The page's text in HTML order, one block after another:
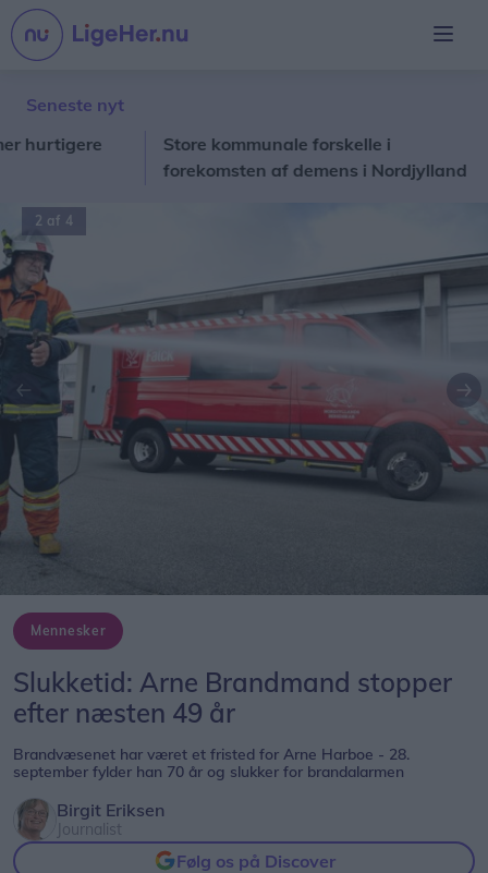
Seneste nyt
Store kommunale forskelle i
forekomsten af demens i Nordjylland
2 af 4
Forrige
Mennesker
Slukketid: Arne Brandmand stopper
efter næsten 49 år
Brandvæsenet har været et fristed for Arne Harboe - 28.
september fylder han 70 år og slukker for brandalarmen
Birgit Eriksen
Journalist
Følg os på Discover